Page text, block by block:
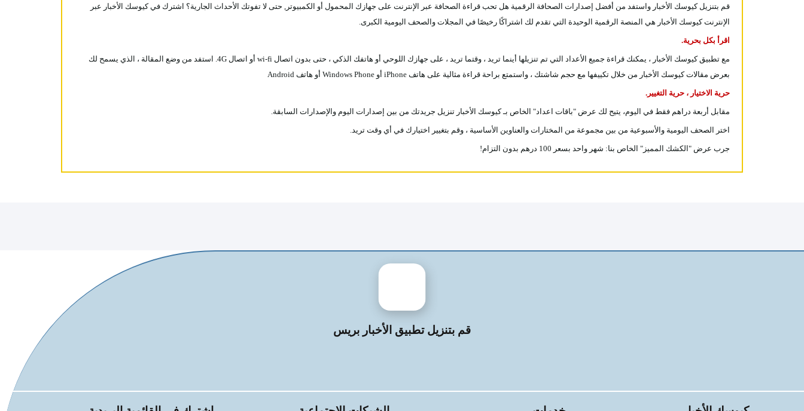
قم بتنزيل كيوسك الأخبار واستفد من أفضل إصدارات الصحافة الرقمية هل تحب قراءة الصحافة عبر الإنترنت على جهازك المحمول أو الكمبيوتر, حتى لا تفوتك الأحداث الجارية؟ اشترك في كيوسك الأخبار عبر
الإنترنت كيوسك الأخبار هي المنصة الرقمية الوحيدة التي تقدم لك اشتراكًا رخيصًا في المجلات والصحف اليومية الكبرى.
اقرأ بكل بحرية.
مع تطبيق كيوسك الأخبار ، يمكنك قراءة جميع الأعداد التي تم تنزيلها أينما تريد ، وقتما تريد ، على جهازك اللوحي أو هاتفك الذكي ، حتى بدون اتصال wi-fi أو اتصال 4G. استفد من وضع المقالة ، الذي يسمح لك
بعرض مقالات كيوسك الأخبار من خلال تكييفها مع حجم شاشتك ، واستمتع براحة قراءة مثالية على هاتف iPhone أو Windows Phone أو هاتف Android
حرية الاختيار ، حرية التغيير.
مقابل أربعة دراهم فقط في اليوم، يتيح لك عرض "باقات اعداد" الخاص بـ كيوسك الأخبار تنزيل جريدتك من بين إصدارات اليوم والإصدارات السابقة.
اختر الصحف اليومية والأسبوعية من بين مجموعة من المختارات والعناوين الأساسية ، وقم بتغيير اختيارك في أي وقت تريد.
جرب عرض "الكشك المميز" الخاص بنا: شهر واحد بسعر 100 درهم بدون التزام!
قم بتنزيل تطبيق الأخبار بريس